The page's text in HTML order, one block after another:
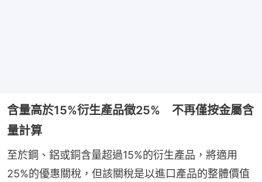
含量高於15%衍生產品徵25% 不再僅按金屬含
量計算
至於鋼、鋁或銅含量超過15%的衍生產品，將適用
25%的優惠關稅，但該關稅是以進口產品的整體價值